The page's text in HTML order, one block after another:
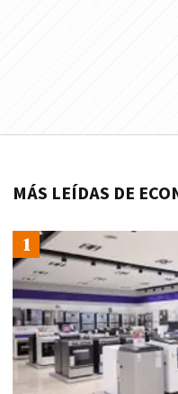
MÁS LEÍDAS DE